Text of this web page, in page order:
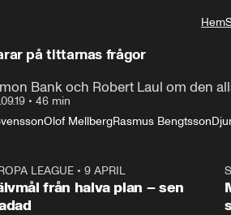
Hem
på tittarnas frågor
Bank och Robert Laul om den
• 46 min
Olof MellbergRasmus Bengtsson
1:03
LEAGUE• 9 APRIL
från halva plan – sen